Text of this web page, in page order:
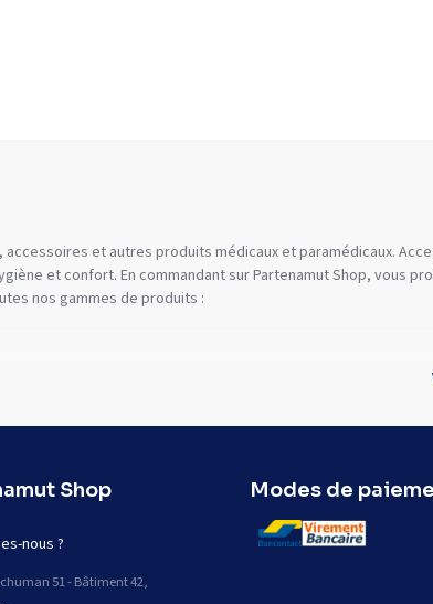
et autres produits médicaux et paramédicaux.
et confort. En commandant sur Partenamut Shop, vous
nos gammes de produits :
Shop
nous ?
51 - Bâtiment 42,
Modes de